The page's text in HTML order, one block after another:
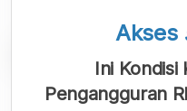
Akses
Ini Kondisi
Pengangguran